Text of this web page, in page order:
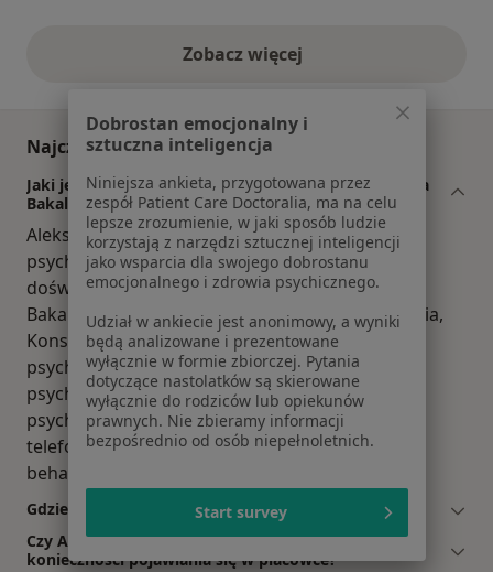
Zobacz więcejopinie powyżej
Najczęściej zadawane pytania
Jaki jest zakres porad oferowanych przez Aleksandra
Bakalarska?
Aleksandra Bakalarska to psycholog,
psychoterapeuta. Na podstawie swojego
doświadczenia i wykształcenia Aleksandra
Bakalarska oferuje usługi takie jak: Psychoterapia,
Konsultacja psychologiczna, konsultacja
psychoterapeutyczna, psychoedukacja,
psychoterapia depresji, psychoterapia traumy,
psychoterapia psychodynamiczna, konsultacja
telefoniczna, Psychoterapia poznawczo-
behawioralna, psychoterapia indywidualna.
Gdzie Aleksandra Bakalarska ma swój gabinet?
Czy Aleksandra Bakalarska przyjmuje online, bez
konieczności pojawiania się w placówce?
Dobrostan emocjonalny i
sztuczna inteligencja
Niniejsza ankieta, przygotowana przez
zespół Patient Care Doctoralia, ma na celu
lepsze zrozumienie, w jaki sposób ludzie
korzystają z narzędzi sztucznej inteligencji
jako wsparcia dla swojego dobrostanu
emocjonalnego i zdrowia psychicznego.
Udział w ankiecie jest anonimowy, a wyniki
będą analizowane i prezentowane
wyłącznie w formie zbiorczej. Pytania
dotyczące nastolatków są skierowane
wyłącznie do rodziców lub opiekunów
prawnych. Nie zbieramy informacji
bezpośrednio od osób niepełnoletnich.
Start survey